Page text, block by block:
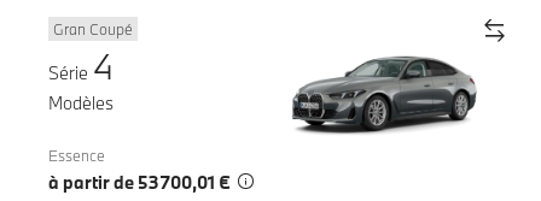
Gran Coupé
Série 4
Modèles
Essence
à partir de 53 700,01 €